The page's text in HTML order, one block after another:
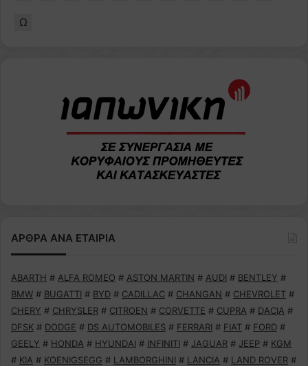
Ω
ΑΡΘΡΑ ΑΝΑ ΕΤΑΙΡΙΑ
ABARTH # ALFA ROMEO # ASTON MARTIN # AUDI # BENTLEY #
BMW # BUGATTI # BYD # CADILLAC # CHANGAN # CHEVROLET #
CHERY # CHRYSLER # CITROEN # CORVETTE # CUPRA # DACIA #
DFSK # DODGE # DS AUTOMOBILES # FERRARI # FIAT # FORD #
GEELY # HONDA # HYUNDAI # INFINITI # JAGUAR # JEEP # KGM
# KIA # KOENIGSEGG # LAMBORGHINI # LANCIA # LAND ROVER #